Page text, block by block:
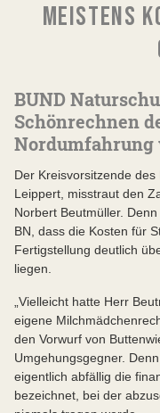
MEISTENS
BUND
Schönrechnen
Nordumfahrung
Der Kreisvorsitzende
Leippert, misstraut den
Norbert Beutmüller.
BN, dass die Kosten für
Fertigstellung deutlich
liegen.
„Vielleicht hatte Herr
eigene
den Vorwurf von
Umgehungsgegner.
eigentlich abfällig die
bezeichnet, bei der